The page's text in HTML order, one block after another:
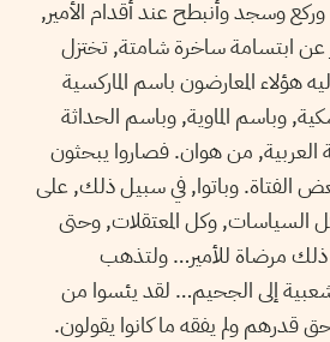
وسجد وأنبطح عند أقدام الأمير,
عن ابتسامة ساخرة شامتة, تختزل
هؤلاء المعارضون باسم الماركسية
وباسم الماوية, وباسم الحداثة
العربية, من هوان. فصاروا يبحثون
الفتاة. وباتوا, في سبيل ذلك, على
السياسات, وكل المعتقلات, وحتى
ذلك مرضاة للأمير… ولتذهب
الشعبية إلى الجحيم… لقد يئسوا من
قدرهم ولم يفقه ما كانوا يقولون.